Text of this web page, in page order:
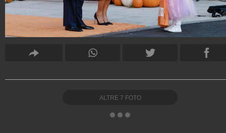
ALTRE 7 FOTO